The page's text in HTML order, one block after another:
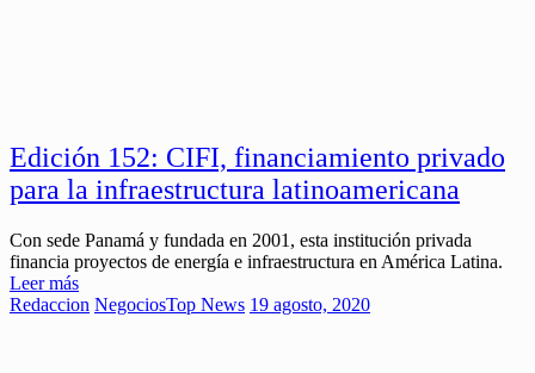
Edición 152: CIFI, financiamiento privado
para la infraestructura latinoamericana
Con sede Panamá y fundada en 2001, esta institución privada
financia proyectos de energía e infraestructura en América Latina.
Leer más
Redaccion NegociosTop News 19 agosto, 2020